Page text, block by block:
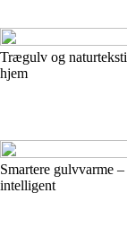
Trægulv og
hjem
Smartere gulvvarme
intelligent